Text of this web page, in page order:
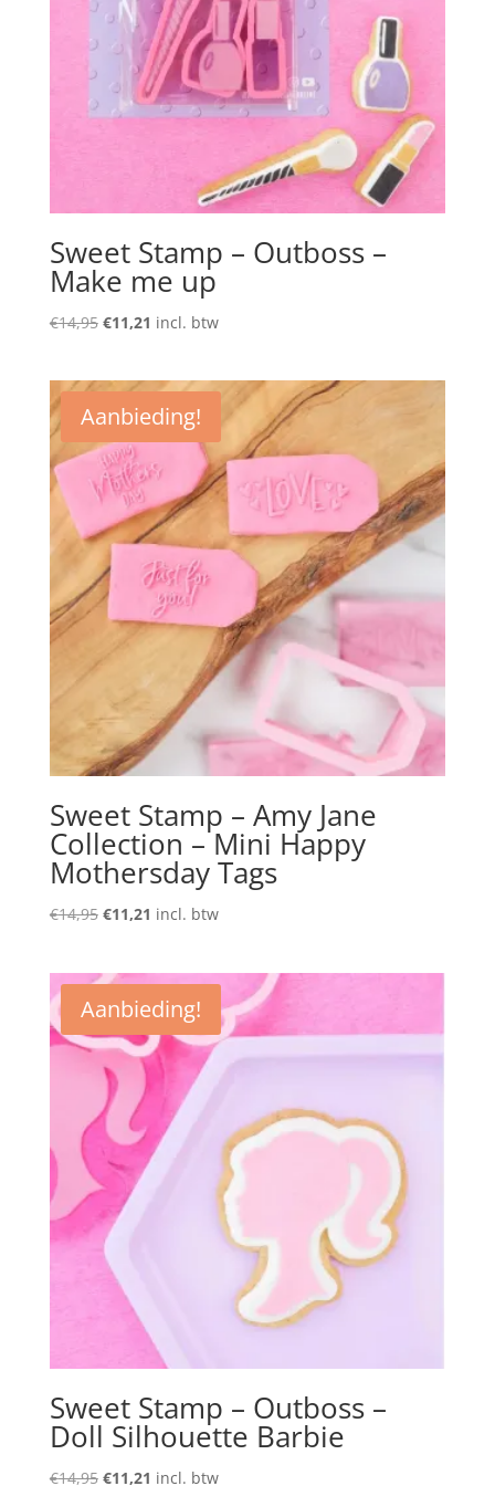
Sweet Stamp – Outboss –
Make me up
€14,95 Oorspronkelijke
€14,95.
€11,21 Huidige
€11,21.
incl. btw
Aanbieding!
Sweet Stamp – Amy Jane
Collection – Mini Happy
Mothersday Tags
€14,95 Oorspronkelijke
€14,95.
€11,21 Huidige
€11,21.
incl. btw
Aanbieding!
Sweet Stamp – Outboss –
Doll Silhouette Barbie
€14,95 Oorspronkelijke
€11,21 Huidige
incl. btw